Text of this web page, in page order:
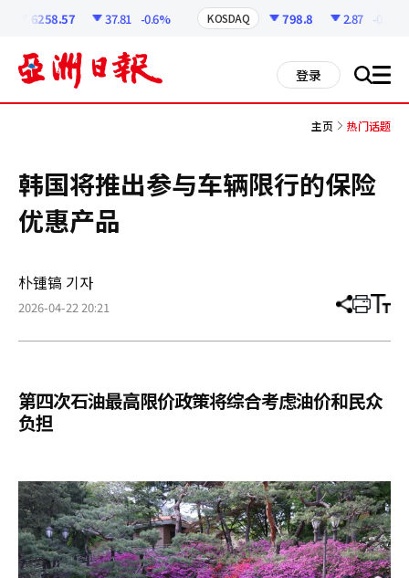
6258.57 37.81 -0.6% KOSDAQ 798.8 2.87 -0.36%
登录 搜 all
主页 热门话题
韩国将推出参与车辆限行的保险
优惠产品
朴锺镐 기자
2026-04-22 20:21 分
章
打 调
小
第四次石油最高限价政策将综合考虑油价和民众
负担